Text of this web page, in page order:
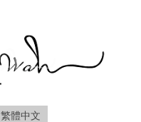
繁體中文